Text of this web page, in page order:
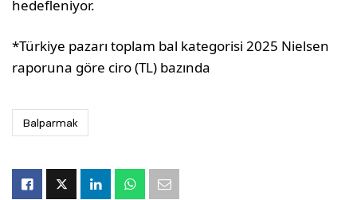
hedefleniyor.
*Türkiye pazarı toplam bal kategorisi 2025 Nielsen
raporuna göre ciro (TL) bazında
Balparmak